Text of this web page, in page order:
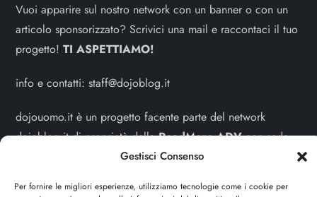
Gestisci Consenso
Per fornire le migliori esperienze, utilizziamo tecnologie come i cookie per
Vuoi apparire sul nostro network con un banner o con un
articolo sponsorizzato? Scrivici una mail e raccontaci il tuo
progetto!TI ASPETTIAMO!
info e contatti:staff@dojoblog.it
dojouomo.it è un progetto facente parte del network
dojoblog.it di proprietà dellaReadMore ADVcon sede
legale in Via delle Sirene 34 - Roma - P.iva: